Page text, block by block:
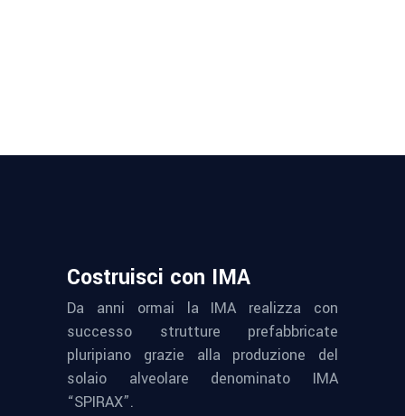
Costruisci con IMA
Da anni ormai la IMA realizza con
successo strutture prefabbricate
pluripiano grazie alla produzione del
solaio alveolare denominato IMA
“SPIRAX”.